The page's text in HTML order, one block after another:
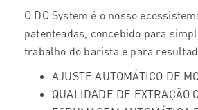
O DC System é o nosso
patenteadas, concebido para
trabalho do barista e para
AJUSTE AUTOMÁTICO DE
QUALIDADE DE EXTRAÇÃO